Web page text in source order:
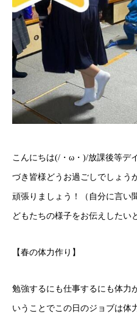
こんにちは(/・ω・)/放課後等デ
づき皆様どうお過ごしでしょう
頑張りましょう！（自分に言
どもたちの様子をお伝えしたい
【春の体力作り】
勉強するにも仕事するにも体力
いうことでこの日のジョブは体